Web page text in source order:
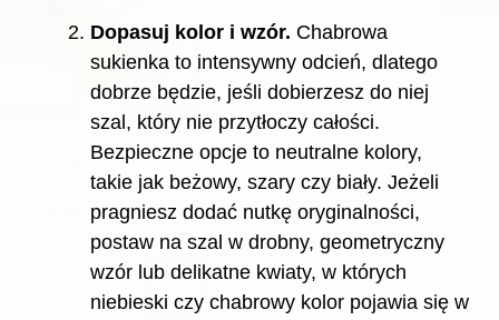
Dopasuj kolor i wzór. Chabrowa
sukienka to intensywny odcień, dlatego
dobrze będzie, jeśli dobierzesz do niej
szal, który nie przytłoczy całości.
Bezpieczne opcje to neutralne kolory,
takie jak beżowy, szary czy biały. Jeżeli
pragniesz dodać nutkę oryginalności,
postaw na szal w drobny, geometryczny
wzór lub delikatne kwiaty, w których
niebieski czy chabrowy kolor pojawia się w